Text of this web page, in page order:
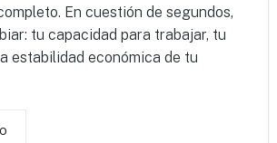
En cuestión de segundos,
tu capacidad para trabajar, tu
estabilidad económica de tu